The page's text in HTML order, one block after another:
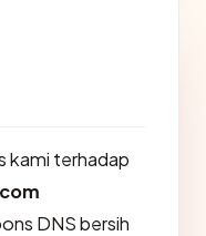
kami terhadap
DNS bersih